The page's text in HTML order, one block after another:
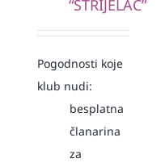
“STRIJELAC”
Pogodnosti koje
klub nudi:
besplatna
članarina
za